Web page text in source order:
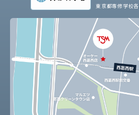
東京都専修学校